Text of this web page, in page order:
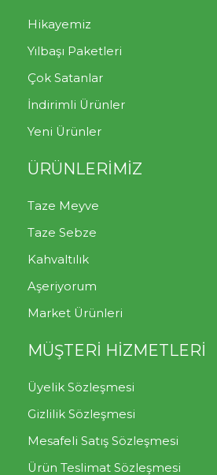
Hikayemiz
Yılbaşı Paketleri
Çok Satanlar
İndirimli Ürünler
Yeni Ürünler
ÜRÜNLERİMİZ
Taze Meyve
Taze Sebze
Kahvaltılık
Aşeriyorum
Market Ürünleri
MÜŞTERİ HİZMETLERİ
Üyelik Sözleşmesi
Gizlilik Sözleşmesi
Mesafeli Satış Sözleşmesi
Ürün Teslimat Sözleşmesi